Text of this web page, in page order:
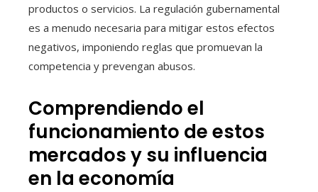
productos o servicios. La regulación gubernamental
es a menudo necesaria para mitigar estos efectos
negativos, imponiendo reglas que promuevan la
competencia y prevengan abusos.
Comprendiendo el
funcionamiento de estos
mercados y su influencia
en la economía